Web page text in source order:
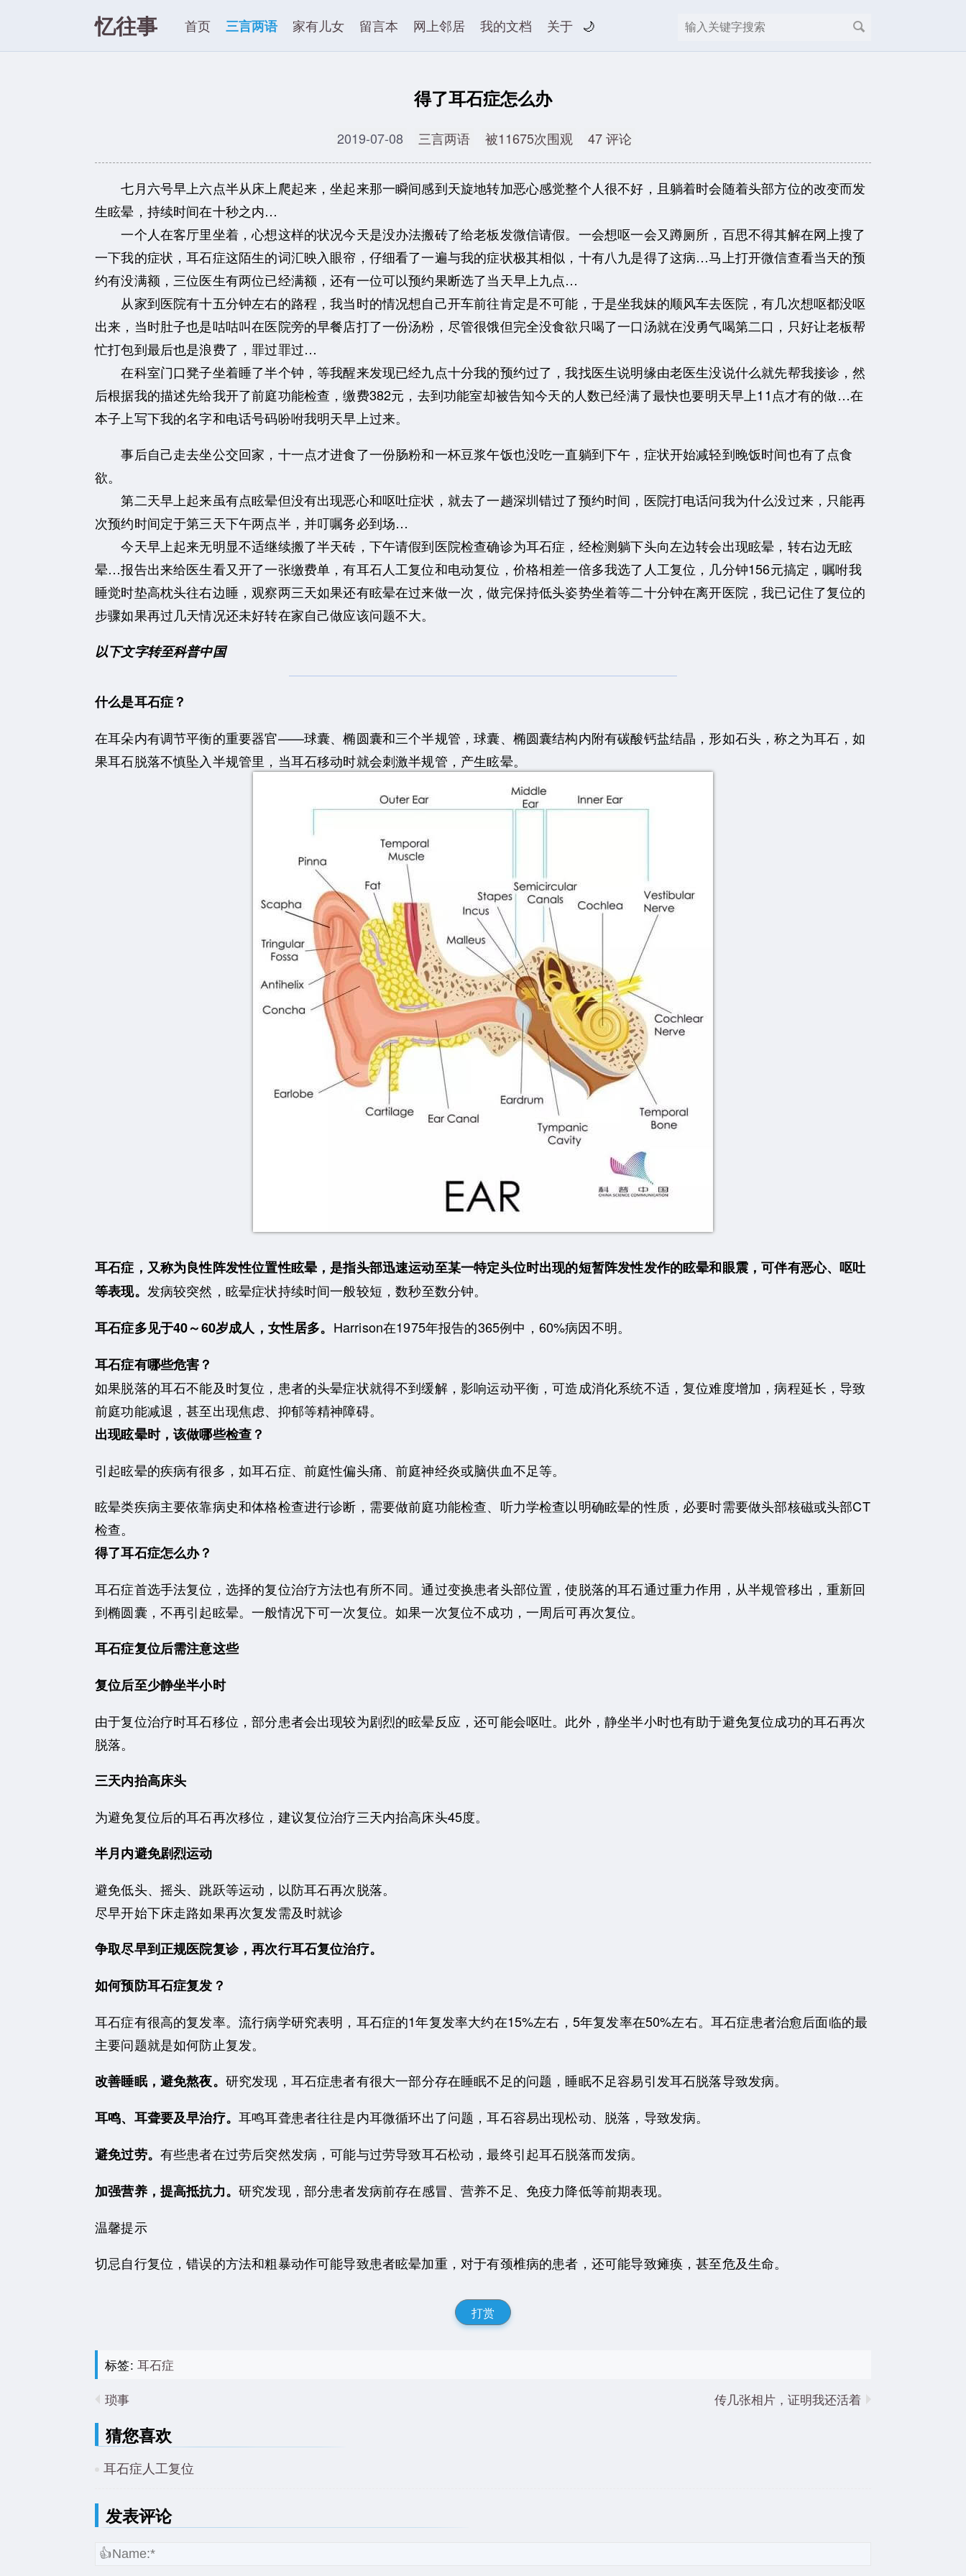
忆往事 首页 三言两语 家有儿女 留言本 网上邻居 我的文档 关于 🌙
得了耳石症怎么办
2019-07-08 三言两语 被11675次围观 47 评论
七月六号早上六点半从床上爬起来，坐起来那一瞬间感到天旋地转加恶心感觉整个人很不好，且躺着时会随着头部方位的改变而发
生眩晕，持续时间在十秒之内…
一个人在客厅里坐着，心想这样的状况今天是没办法搬砖了给老板发微信请假。一会想呕一会又蹲厕所，百思不得其解在网上搜了
一下我的症状，耳石症这陌生的词汇映入眼帘，仔细看了一遍与我的症状极其相似，十有八九是得了这病…马上打开微信查看当天的预
约有没满额，三位医生有两位已经满额，还有一位可以预约果断选了当天早上九点…
从家到医院有十五分钟左右的路程，我当时的情况想自己开车前往肯定是不可能，于是坐我妹的顺风车去医院，有几次想呕都没呕
出来，当时肚子也是咕咕叫在医院旁的早餐店打了一份汤粉，尽管很饿但完全没食欲只喝了一口汤就在没勇气喝第二口，只好让老板帮
忙打包到最后也是浪费了，罪过罪过…
在科室门口凳子坐着睡了半个钟，等我醒来发现已经九点十分我的预约过了，我找医生说明缘由老医生没说什么就先帮我接诊，然
后根据我的描述先给我开了前庭功能检查，缴费382元，去到功能室却被告知今天的人数已经满了最快也要明天早上11点才有的做…在
本子上写下我的名字和电话号码吩咐我明天早上过来。
事后自己走去坐公交回家，十一点才进食了一份肠粉和一杯豆浆午饭也没吃一直躺到下午，症状开始减轻到晚饭时间也有了点食
欲。
第二天早上起来虽有点眩晕但没有出现恶心和呕吐症状，就去了一趟深圳错过了预约时间，医院打电话问我为什么没过来，只能再
次预约时间定于第三天下午两点半，并叮嘱务必到场…
今天早上起来无明显不适继续搬了半天砖，下午请假到医院检查确诊为耳石症，经检测躺下头向左边转会出现眩晕，转右边无眩
晕…报告出来给医生看又开了一张缴费单，有耳石人工复位和电动复位，价格相差一倍多我选了人工复位，几分钟156元搞定，嘱咐我
睡觉时垫高枕头往右边睡，观察两三天如果还有眩晕在过来做一次，做完保持低头姿势坐着等二十分钟在离开医院，我已记住了复位的
步骤如果再过几天情况还未好转在家自己做应该问题不大。
以下文字转至科普中国
什么是耳石症？
在耳朵内有调节平衡的重要器官——球囊、椭圆囊和三个半规管，球囊、椭圆囊结构内附有碳酸钙盐结晶，形如石头，称之为耳石，如
果耳石脱落不慎坠入半规管里，当耳石移动时就会刺激半规管，产生眩晕。
耳石症，又称为良性阵发性位置性眩晕，是指头部迅速运动至某一特定头位时出现的短暂阵发性发作的眩晕和眼震，可伴有恶心、呕吐
等表现。 发病较突然，眩晕症状持续时间一般较短，数秒至数分钟。
耳石症多见于40～60岁成人，女性居多。 Harrison在1975年报告的365例中，60%病因不明。
耳石症有哪些危害？
如果脱落的耳石不能及时复位，患者的头晕症状就得不到缓解，影响运动平衡，可造成消化系统不适，复位难度增加，病程延长，导致
前庭功能减退，甚至出现焦虑、抑郁等精神障碍。
出现眩晕时，该做哪些检查？
引起眩晕的疾病有很多，如耳石症、前庭性偏头痛、前庭神经炎或脑供血不足等。
眩晕类疾病主要依靠病史和体格检查进行诊断，需要做前庭功能检查、听力学检查以明确眩晕的性质，必要时需要做头部核磁或头部CT
检查。
得了耳石症怎么办？
耳石症首选手法复位，选择的复位治疗方法也有所不同。通过变换患者头部位置，使脱落的耳石通过重力作用，从半规管移出，重新回
到椭圆囊，不再引起眩晕。一般情况下可一次复位。如果一次复位不成功，一周后可再次复位。
耳石症复位后需注意这些
复位后至少静坐半小时
由于复位治疗时耳石移位，部分患者会出现较为剧烈的眩晕反应，还可能会呕吐。此外，静坐半小时也有助于避免复位成功的耳石再次
脱落。
三天内抬高床头
为避免复位后的耳石再次移位，建议复位治疗三天内抬高床头45度。
半月内避免剧烈运动
避免低头、摇头、跳跃等运动，以防耳石再次脱落。
尽早开始下床走路如果再次复发需及时就诊
争取尽早到正规医院复诊，再次行耳石复位治疗。
如何预防耳石症复发？
耳石症有很高的复发率。流行病学研究表明，耳石症的1年复发率大约在15%左右，5年复发率在50%左右。耳石症患者治愈后面临的最
主要问题就是如何防止复发。
改善睡眠，避免熬夜。 研究发现，耳石症患者有很大一部分存在睡眠不足的问题，睡眠不足容易引发耳石脱落导致发病。
耳鸣、耳聋要及早治疗。 耳鸣耳聋患者往往是内耳微循环出了问题，耳石容易出现松动、脱落，导致发病。
避免过劳。 有些患者在过劳后突然发病，可能与过劳导致耳石松动，最终引起耳石脱落而发病。
加强营养，提高抵抗力。 研究发现，部分患者发病前存在感冒、营养不足、免疫力降低等前期表现。
温馨提示
切忌自行复位，错误的方法和粗暴动作可能导致患者眩晕加重，对于有颈椎病的患者，还可能导致瘫痪，甚至危及生命。
打赏
标签: 耳石症
琐事
传几张相片，证明我还活着
猜您喜欢
耳石症人工复位
发表评论